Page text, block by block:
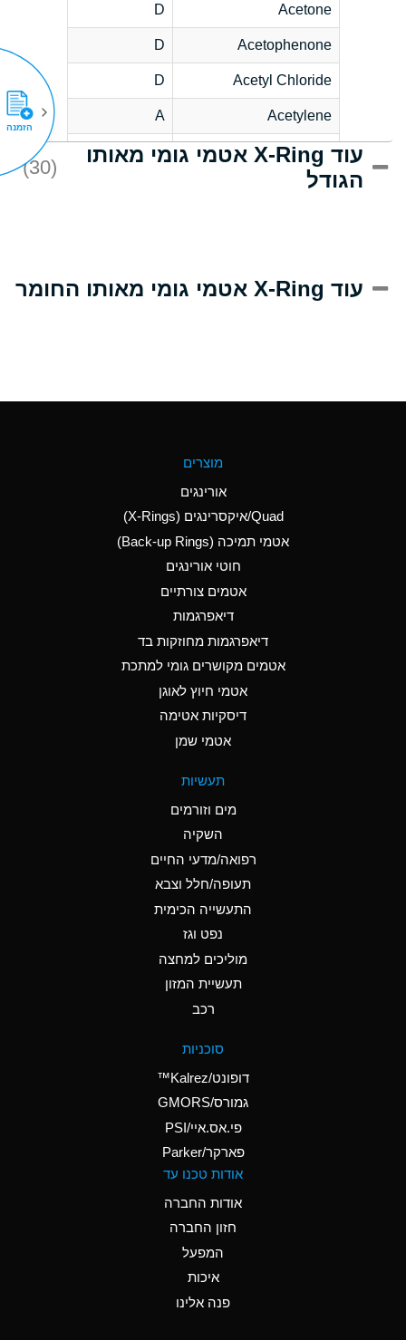
Acetone
D
Acetophenone
D
Acetyl Chloride
D
Acetylene
A
Acrlylonitrile
D
Adipic Acid
(Aqueous)
Aluminum Nitrate
(Aqueous)
Aluminum Phosphate
Ammonia Anhydrous
B
Ammonia Gas (cold)
A
Ammonia Gas (hot)
Ammonium Hydroxide
D
Ammonium Nitrate
Ammonium Nitrite
Ammonium Persulfate
Ammonium Phosphate
A
Ammonium Sulfate
A
Amyl Acetate (Banana
עוד X-Ring אטמי גומי מאותו
הגודל
(30)
עוד X-Ring אטמי גומי מאותו החומר
מוצרים
אורינגים
Quad/איקסרינגים (X-Rings)
אטמי תמיכה (Back-up Rings)
חוטי אורינגים
אטמים צורתיים
דיאפרגמות
דיאפרגמות מחוזקות בד
אטמים מקושרים גומי למתכת
אטמי חיוץ לאוגן
דיסקיות אטימה
אטמי שמן
תעשיות
מים וזורמים
השקיה
רפואה/מדעי החיים
תעופה/חלל וצבא
התעשייה הכימית
נפט וגז
מוליכים למחצה
תעשיית המזון
רכב
סוכניות
דופונט/Kalrez™
גמורס/GMORS
פי.אס.איי/PSI
פארקר/Parker
אודות טכנו עד
אודות החברה
חזון החברה
המפעל
איכות
פנה אלינו
הזמנה